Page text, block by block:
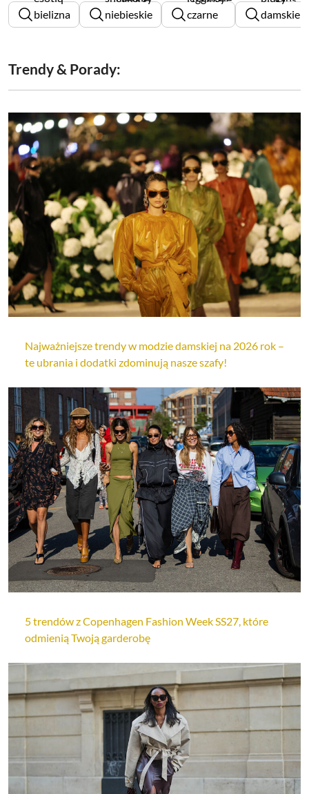
balance
bielizna
damska
niebieskie
damskie
czarne
damskie
damskie
guess
Trendy & Porady:
Najważniejsze trendy w modzie damskiej na 2026 rok –
te ubrania i dodatki zdominują nasze szafy!
5 trendów z Copenhagen Fashion Week SS27, które
odmienią Twoją garderobę